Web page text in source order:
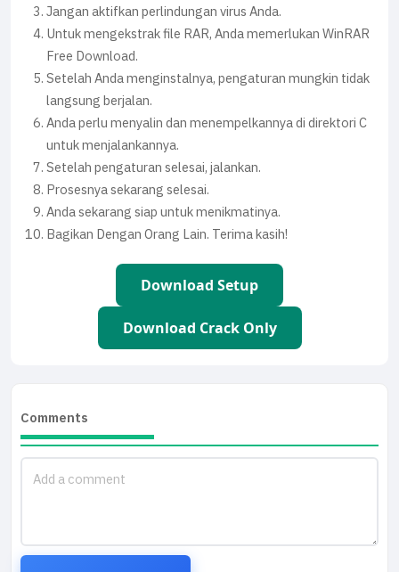
Jangan aktifkan perlindungan virus Anda.
Untuk mengekstrak file RAR, Anda memerlukan WinRAR
Free Download.
Setelah Anda menginstalnya, pengaturan mungkin tidak
langsung berjalan.
Anda perlu menyalin dan menempelkannya di direktori C
untuk menjalankannya.
Setelah pengaturan selesai, jalankan.
Prosesnya sekarang selesai.
Anda sekarang siap untuk menikmatinya.
Bagikan Dengan Orang Lain. Terima kasih!
Download Setup
Download Crack Only
Comments